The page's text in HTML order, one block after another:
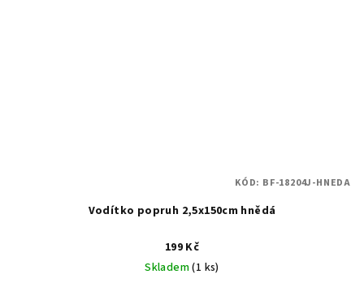
Vodítko popruh 2,5x150cm hnědá
199 Kč
Skladem(1 ks)
KÓD: BF-18204J-HNEDA